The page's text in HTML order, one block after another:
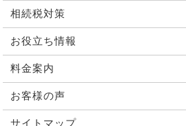
相続税対策
お役立ち情報
料金案内
お客様の声